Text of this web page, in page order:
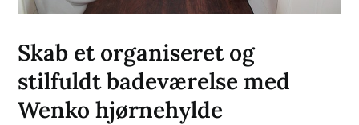
Skab et organiseret og
stilfuldt badeværelse med
Wenko hjørnehylde